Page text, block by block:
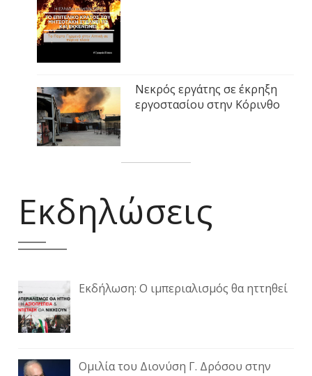
Νεκρός εργάτης σε έκρηξη
εργοστασίου στην Κόρινθο
Εκδηλώσεις
Εκδήλωση: Ο ιμπεριαλισμός θα ηττηθεί
Ομιλία του Διονύση Γ. Δρόσου στην